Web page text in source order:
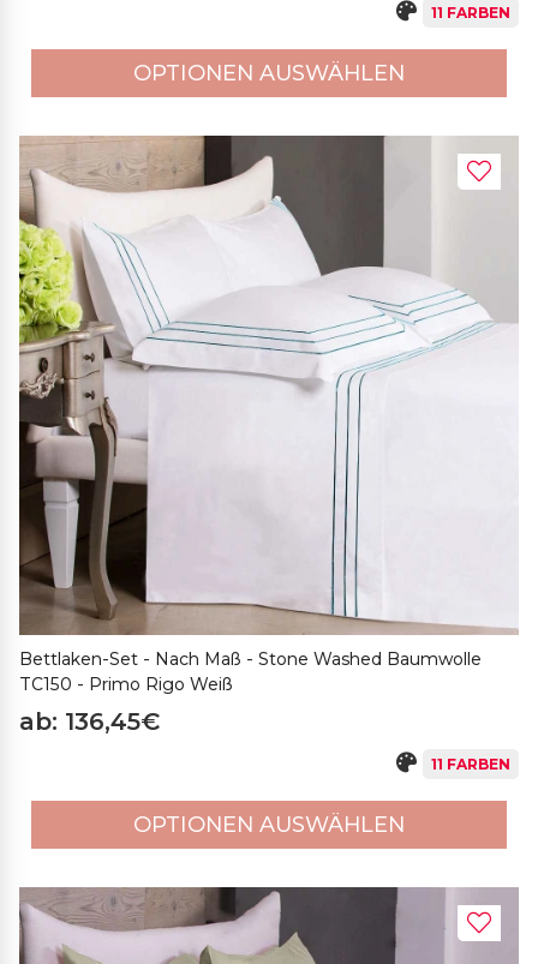
11 FARBEN
OPTIONEN AUSWÄHLEN
Bettlaken-Set - Nach Maß - Stone Washed Baumwolle
TC150 - Primo Rigo Weiß
ab: 136,45€
11 FARBEN
OPTIONEN AUSWÄHLEN